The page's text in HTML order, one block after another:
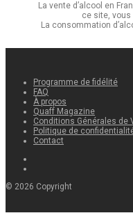
La vente d’alcool en
ce site,
La consommation
Programme de fidélité
FAQ
À propos
Quaff Magazine
Conditions Générales de
Politique de
Contact
© 2026 Copyright